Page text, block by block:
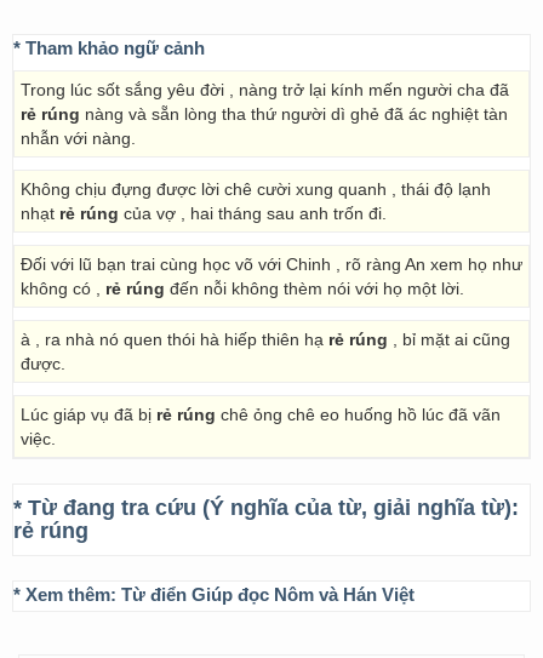
* Tham khảo ngữ cảnh
Trong lúc sốt sắng yêu đời , nàng trở lại kính mến người cha đã
rẻ rúng nàng và sẵn lòng tha thứ người dì ghẻ đã ác nghiệt tàn
nhẫn với nàng.
Không chịu đựng được lời chê cười xung quanh , thái độ lạnh
nhạt rẻ rúng của vợ , hai tháng sau anh trốn đi.
Đối với lũ bạn trai cùng học võ với Chinh , rõ ràng An xem họ như
không có , rẻ rúng đến nỗi không thèm nói với họ một lời.
à , ra nhà nó quen thói hà hiếp thiên hạ rẻ rúng , bỉ mặt ai cũng
được.
Lúc giáp vụ đã bị rẻ rúng chê ỏng chê eo huống hồ lúc đã vãn
việc.
* Từ đang tra cứu (Ý nghĩa của từ, giải nghĩa từ):
rẻ rúng
* Xem thêm: Từ điển Giúp đọc Nôm và Hán Việt